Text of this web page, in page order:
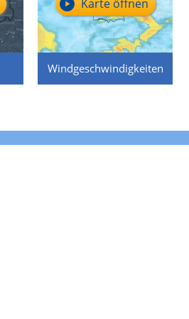
Windgeschwindigkeiten
Karte öffnen